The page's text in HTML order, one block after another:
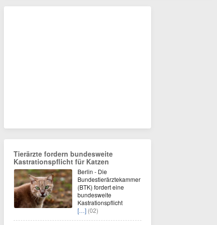
Tierärzte fordern bundesweite
Kastrationspflicht für Katzen
Berlin - Die
Bundestierärztekammer
(BTK) fordert eine
bundesweite
Kastrationspflicht
[…] (02)